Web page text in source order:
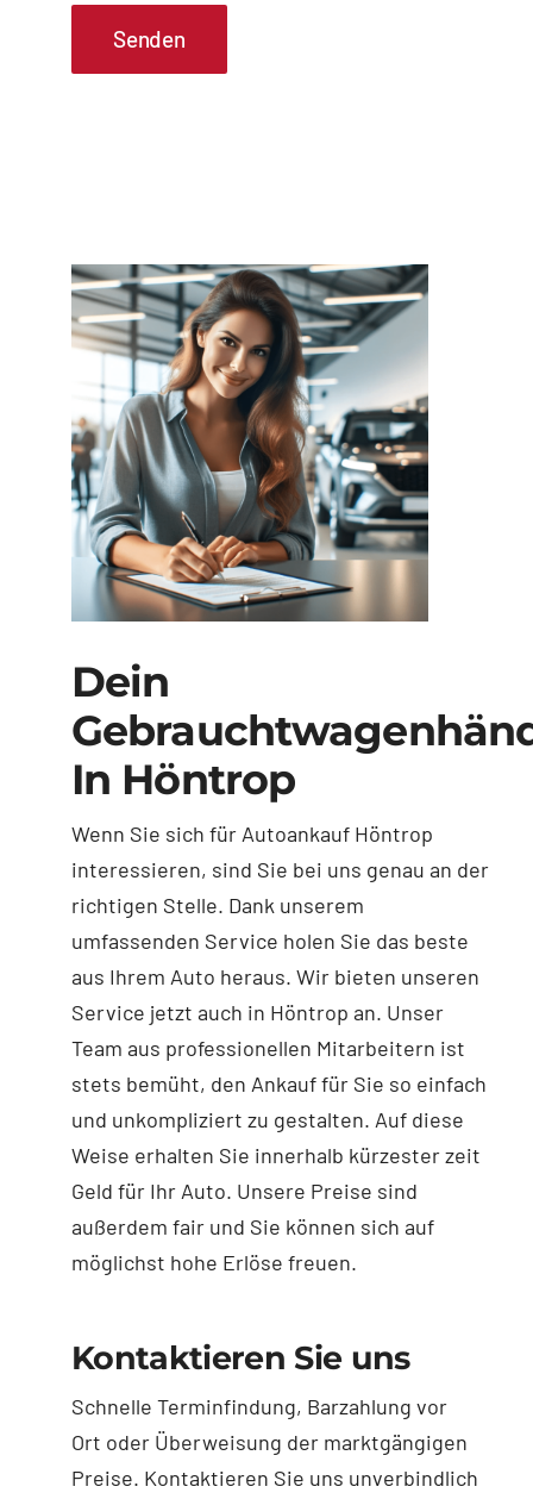
Dein
In Höntrop
Wenn Sie sich für Autoankauf Höntrop
interessieren, sind Sie bei uns genau an der
richtigen Stelle. Dank unserem
umfassenden Service holen Sie das beste
aus Ihrem Auto heraus. Wir bieten unseren
Service jetzt auch in Höntrop an. Unser
Team aus professionellen Mitarbeitern ist
stets bemüht, den Ankauf für Sie so einfach
und unkompliziert zu gestalten. Auf diese
Weise erhalten Sie innerhalb kürzester zeit
Geld für Ihr Auto. Unsere Preise sind
außerdem fair und Sie können sich auf
möglichst hohe Erlöse freuen.
Kontaktieren Sie uns
Schnelle Terminfindung, Barzahlung vor
Ort oder Überweisung der marktgängigen
Preise. Kontaktieren Sie uns unverbindlich